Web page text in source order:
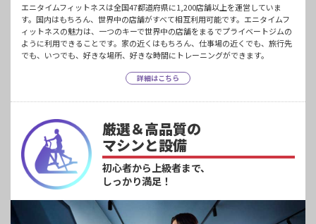
エニタイムフィットネスは全国47都道府県に1,200店舗以上を運営していま
す。国内はもちろん、世界中の店舗がすべて相互利用可能です。エニタイムフ
ィットネスの魅力は、一つのキーで世界中の店舗をまるでプライベートジムの
ように利用できることです。家の近くはもちろん、仕事場の近くでも、旅行先
でも、いつでも、好きな場所、好きな時間にトレーニングができます。
詳細はこちら
厳選＆高品質の
マシンと設備
初心者から上級者まで、
しっかり満足！